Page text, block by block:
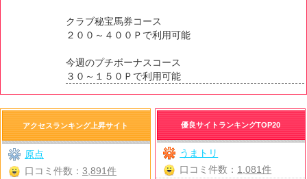
クラブ秘宝馬券コース
２００～４００Ｐで利用可能
今週のプチボーナスコース
３０～１５０Ｐで利用可能
優良サイトランキングTOP20
うまトリ
口コミ件数： 1,081件
アクセスランキング上昇サイト
原点
口コミ件数： 3,891件